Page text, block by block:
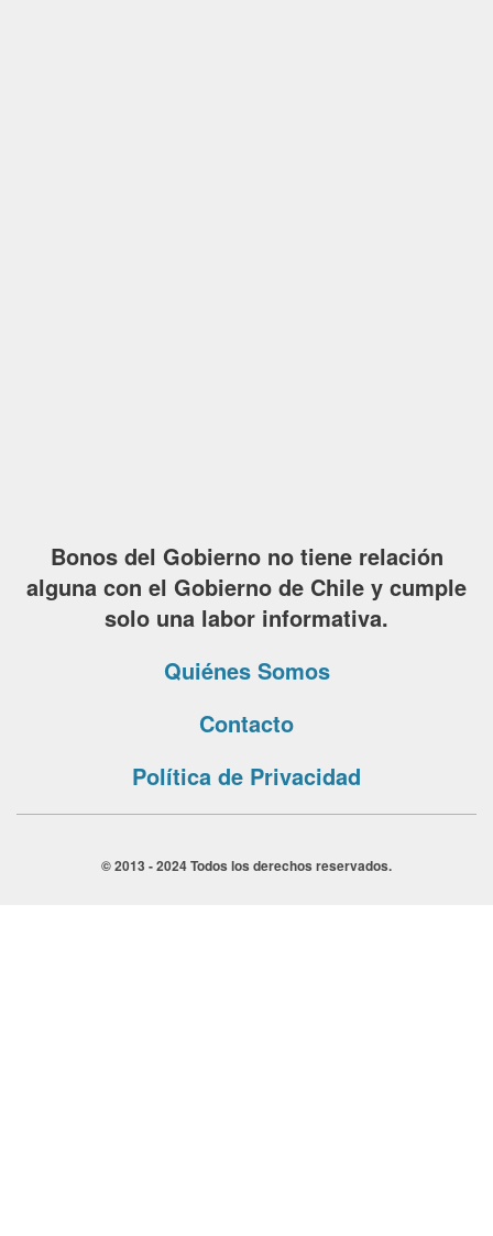
Bonos del Gobierno no tiene relación
alguna con el Gobierno de Chile y cumple
solo una labor informativa.
Quiénes Somos
Contacto
Política de Privacidad
© 2013 - 2024 Todos los derechos reservados.